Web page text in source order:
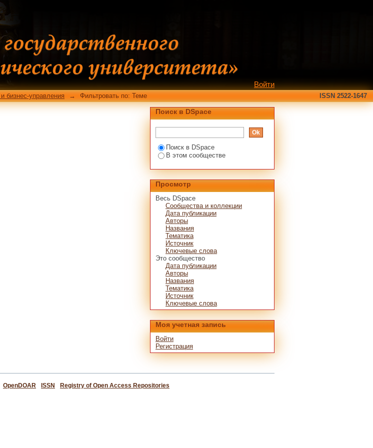
Войти
бизнес-управления → Фильтровать по: Теме ISSN 2522-1647
Поиск в DSpace
Поиск в DSpace
В этом сообществе
Просмотр
Весь DSpace
Сообщества и коллекции
Дата публикации
Авторы
Названия
Тематика
Источник
Ключевые слова
Это сообщество
Дата публикации
Авторы
Названия
Тематика
Источник
Ключевые слова
Моя учетная запись
Войти
Регистрация
OpenDOAR ISSN
Registry of Open Access Repositories